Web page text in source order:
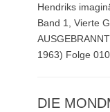
Hendriks
Band 1, Vierte
1963) Folge
DIE